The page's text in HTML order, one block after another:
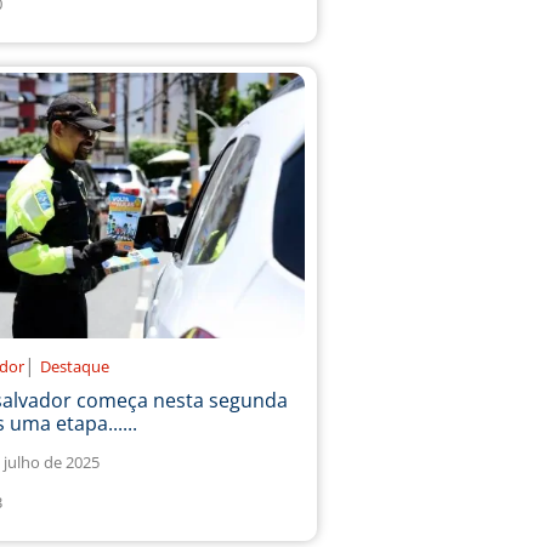
| Destaque
começa nesta segunda
uma etapa......
julho de 2025